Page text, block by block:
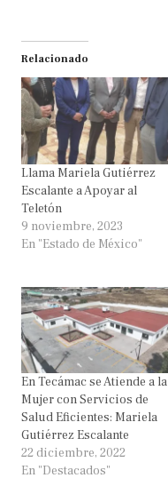
Relacionado
Llama Mariela Gutiérrez
Escalante a Apoyar al
Teletón
9 noviembre, 2023
En "Estado de México"
En Tecámac se Atiende a la
Mujer con Servicios de
Salud Eficientes: Mariela
Gutiérrez Escalante
22 diciembre, 2022
En "Destacados"